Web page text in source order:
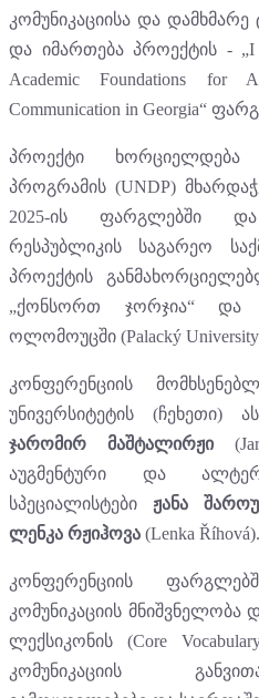
კომუნიკაციისა და
და იმართება პროექტის - „I
Academic Foundations for
Communication in Georgia“
პროექტი ხორციელდება
პროგრამის (UNDP)
2025-ის ფარგლებში
რესპუბლიკის საგარეო
პროექტის
„ქონსორთ ჯორჯია“ და
ოლომოუცში (Palacký University
კონფერენციის
უნივერსიტეტის (ჩეხეთი)
ჯარომირ მაშტალირჟი
აუგმენტური და
სპეციალისტები ჟანა
ლენკა რჟიჰოვა (Lenka Říhová).
კონფერენციის
კომუნიკაციის
ლექსიკონის (Core
კომუნიკაციის